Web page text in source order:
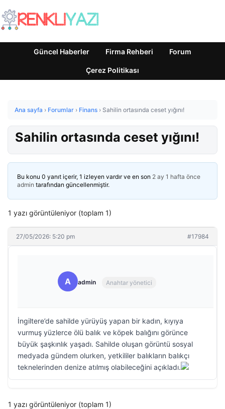
Güncel Haberler Firma Rehberi Forum
Çerez Politikası
Ana sayfa › Forumlar › Finans › Sahilin ortasında ceset yığını!
Sahilin ortasında ceset yığını!
Bu konu 0 yanıt içerir, 1 izleyen vardır ve en son 2 ay 1 hafta önce
admin tarafından güncellenmiştir.
1 yazı görüntüleniyor (toplam 1)
27/05/2026: 5:20 pm #17984
A admin Anahtar yönetici
İngiltere’de sahilde yürüyüş yapan bir kadın, kıyıya
vurmuş yüzlerce ölü balık ve köpek balığını görünce
büyük şaşkınlık yaşadı. Sahilde oluşan görüntü sosyal
medyada gündem olurken, yetkililer balıkların balıkçı
teknelerinden denize atılmış olabileceğini açıkladı.
1 yazı görüntüleniyor (toplam 1)